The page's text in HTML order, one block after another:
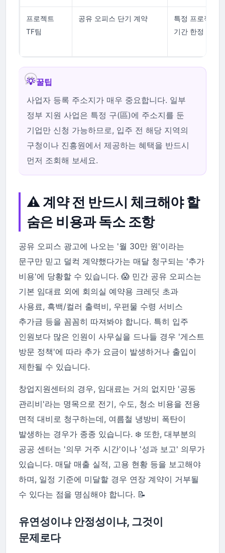
프로젝트
TF팀
공유 오피스 단기 계약
특정 프로젝트
기간 한정 운영
💡 꿀팁
사업자 등록 주소지가 매우 중요합니다. 일부
정부 지원 사업은 특정 구(區)에 주소지를 둔
기업만 신청 가능하므로, 입주 전 해당 지역의
구청이나 진흥원에서 제공하는 혜택을 반드시
먼저 조회해 보세요.
⚠️ 계약 전 반드시 체크해야 할
숨은 비용과 독소 조항
공유 오피스 광고에 나오는 '월 30만 원'이라는
문구만 믿고 덜컥 계약했다가는 매달 청구되는 '추가
비용'에 당황할 수 있습니다. 😱 민간 공유 오피스는
기본 임대료 외에 회의실 예약용 크레딧 초과
사용료, 흑백/컬러 출력비, 우편물 수령 서비스
추가금 등을 꼼꼼히 따져봐야 합니다. 특히 입주
인원보다 많은 인원이 사무실을 드나들 경우 '게스트
방문 정책'에 따라 추가 요금이 발생하거나 출입이
제한될 수 있습니다.
창업지원센터의 경우, 임대료는 거의 없지만 '공동
관리비'라는 명목으로 전기, 수도, 청소 비용을 전용
면적 대비로 청구하는데, 여름철 냉방비 폭탄이
발생하는 경우가 종종 있습니다. ❄️ 또한, 대부분의
공공 센터는 '의무 거주 시간'이나 '성과 보고' 의무가
있습니다. 매달 매출 실적, 고용 현황 등을 보고해야
하며, 일정 기준에 미달할 경우 연장 계약이 거부될
수 있다는 점을 명심해야 합니다. 📝
유연성이냐 안정성이냐, 그것이
문제로다